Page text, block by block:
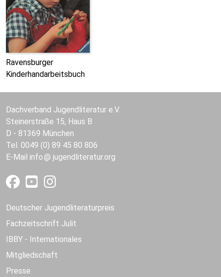
Ravensburger
Kinderhandarbeitsbuch
Dachverband Jugendliteratur e.V.
Steinerstraße 15, Haus B
D - 81369 München
Tel. 0049 (0) 89 45 80 806
E-Mail info jugendliteratur.org
Deutscher Jugendliteraturpreis
Fachzeitschrift Julit
IBBY - Internationales
Mitgliedschaft
Presse